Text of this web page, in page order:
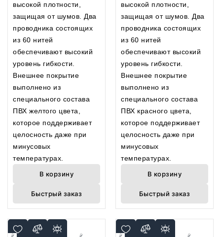
высокой плотности,
защищая от шумов. Два
проводника состоящих
из 60 нитей
обеспечивают высокий
уровень гибкости.
Внешнее покрытие
выполнено из
специального состава
ПВХ желтого цвета,
которое поддерживает
целосность даже при
минусовых
температурах.
В корзину
Быстрый заказ
высокой плотности,
защищая от шумов. Два
проводника состоящих
из 60 нитей
обеспечивают высокий
уровень гибкости.
Внешнее покрытие
выполнено из
специального состава
ПВХ красного цвета,
которое поддерживает
целосность даже при
минусовых
температурах.
В корзину
Быстрый заказ